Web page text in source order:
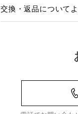
交換・返品について